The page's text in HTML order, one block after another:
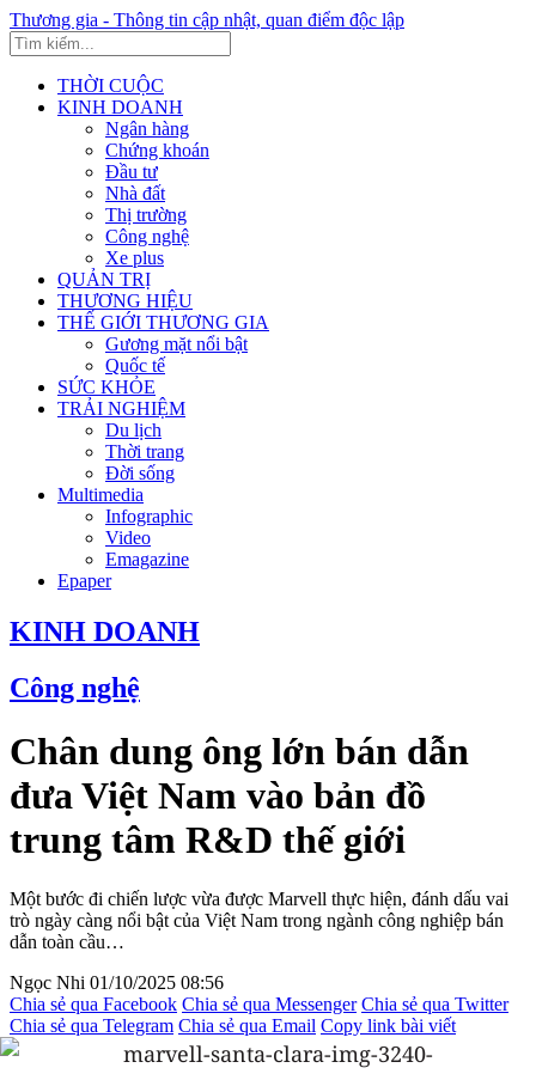
Thương gia - Thông tin cập nhật, quan điểm độc lập
THỜI CUỘC
KINH DOANH
Ngân hàng
Chứng khoán
Đầu tư
Nhà đất
Thị trường
Công nghệ
Xe plus
QUẢN TRỊ
THƯƠNG HIỆU
THẾ GIỚI THƯƠNG GIA
Gương mặt nổi bật
Quốc tế
SỨC KHỎE
TRẢI NGHIỆM
Du lịch
Thời trang
Đời sống
Multimedia
Infographic
Video
Emagazine
Epaper
KINH DOANH
Công nghệ
Chân dung ông lớn bán dẫn
đưa Việt Nam vào bản đồ
trung tâm R&D thế giới
Một bước đi chiến lược vừa được Marvell thực hiện, đánh dấu vai
trò ngày càng nổi bật của Việt Nam trong ngành công nghiệp bán
dẫn toàn cầu…
Ngọc Nhi 01/10/2025 08:56
Chia sẻ qua Facebook Chia sẻ qua Messenger Chia sẻ qua Twitter
Chia sẻ qua Telegram Chia sẻ qua Email Copy link bài viết